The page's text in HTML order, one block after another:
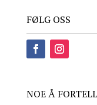
FØLG OSS
NOE Å